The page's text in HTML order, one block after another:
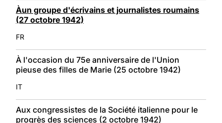
Àun groupe d'écrivains et journalistes roumains
(27 octobre 1942)
FR
À l'occasion du 75e anniversaire de l'Union
pieuse des filles de Marie (25 octobre 1942)
IT
Aux congressistes de la Société italienne pour le
progrès des sciences (2 octobre 1942)